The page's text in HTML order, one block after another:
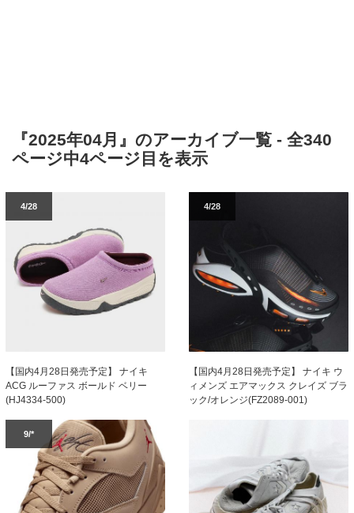
『2025年04月』のアーカイブ一覧 - 全340
ページ中4ページ目を表示
4/28
【国内4月28日発売予定】 ナイキ
ACG ルーファス ボールド ベリー
(HJ4334-500)
4/28
【国内4月28日発売予定】 ナイキ ウ
ィメンズ エアマックス クレイズ ブラ
ック/オレンジ(FZ2089-001)
9/*